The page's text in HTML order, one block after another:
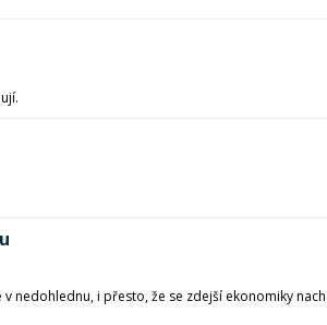
i přesto, že se zdejší ekonomiky